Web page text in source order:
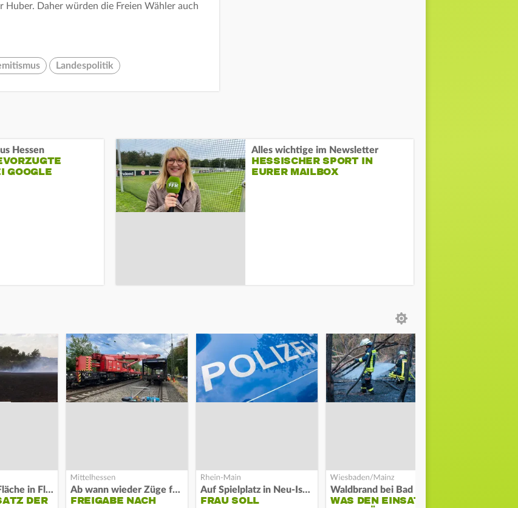
Daher würden die Freien Wähler auch
Landespolitik
Hessen
GOOGLE
Alles wichtige im Newsletter
HESSISCHER SPORT IN
EURER MAILBOX
Acht Hektar Fläche in Flammen
DER F
Ab wann wieder Züge fahren
FREIGABE NACH
Auf Spielplatz in Neu-Isenburg
FRAU SOLL
WAS DEN EINSATZ